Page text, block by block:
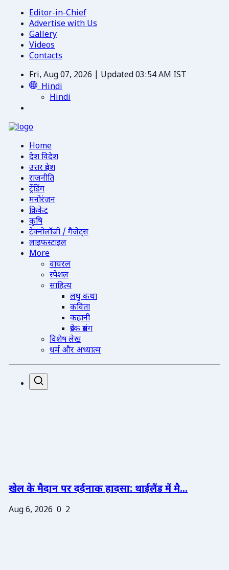
Editor-in-Chief
Advertise with Us
Gallery
Videos
Contacts
Fri, Aug 07, 2026 | Updated 03:54 AM IST
Hindi
Hindi
Home
देश विदेश
उत्तर प्रदेश
राजनीति
ट्रेंडिंग
मनोरंजन
क्रिकेट
कृषि
टेक्नोलॉजी / गैजेट्स
लाइफस्टाइल
More
वायरल
स्पेशल
साहित्य
लघु कथा
कविता
कहानी
प्रेरक प्रसंग
विशेष लेख
धर्म और अध्यात्म
खेल के मैदान पर दर्दनाक हादसा: थाईलैंड में मै...
Aug 6, 2026 0 2